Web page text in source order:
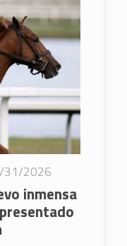
31/2026
inmensa